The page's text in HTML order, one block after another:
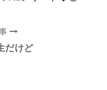
だけど